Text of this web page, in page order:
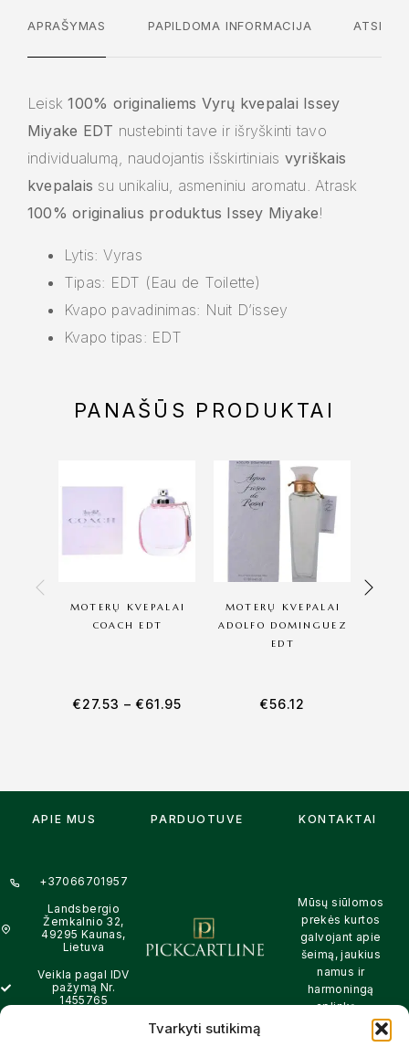
Tvarkyti sutikimą
APRAŠYMAS PAPILDOMA INFORMACIJA
Leisk100% originaliems Vyrų kvepalai Issey
Miyake EDT nustebinti tave ir išryškinti tavo
individualumą, naudojantis išskirtiniais vyriškais
kvepalais su unikaliu, asmeniniu aromatu. Atrask
100% originalius produktus Issey Miyake!
Lytis: Vyras
Tipas: EDT (Eau de Toilette)
Kvapo pavadinimas: Nuit D’issey
Kvapo tipas: EDT
PANAŠŪS PRODUKTAI
MOTERŲ KVEPALAI
COACH EDT
€27.53 – €61.95
MOTERŲ KVEPALAI
ADOLFO DOMINGUEZ
EDT
€56.12
APIE MUS PARDUOTUVĖ KONTAKTAI
+37066701957
Landsbergio
Žemkalnio 32,
49295 Kaunas,
Lietuva
Veikla pagal IDV
pažymą Nr.
1455765
Mūsų siūlomos
prekės kurtos
galvojant apie
šeimą, jaukius
namus ir
harmoningą
aplinką –
patikimos ir